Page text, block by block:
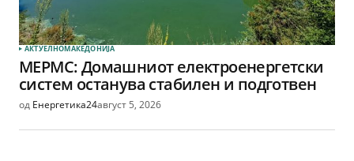
АКТУЕЛНОМАКЕДОНИЈА
МЕРМС: Домашниот електроенергетски
систем останува стабилен и подготвен
од Енергетика24август 5, 2026